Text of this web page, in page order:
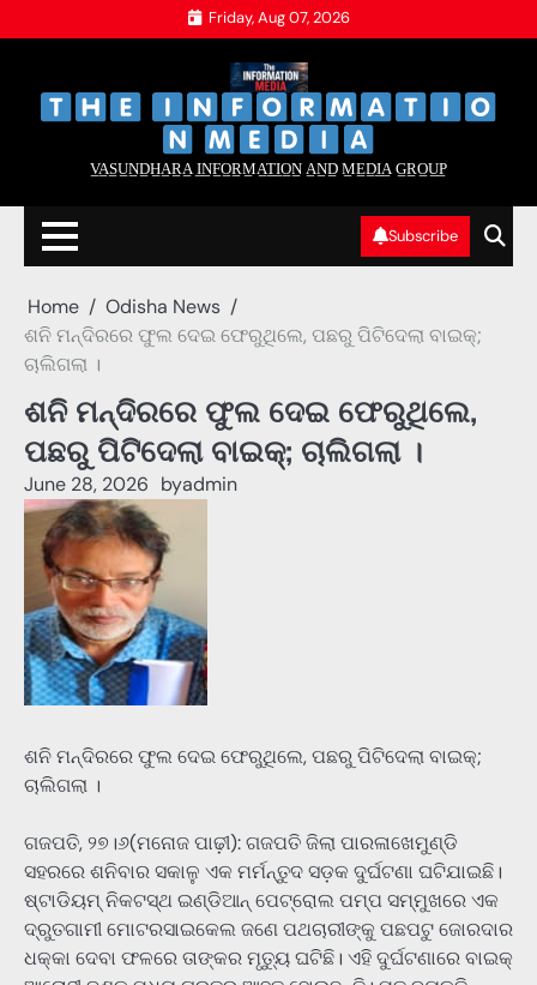
to
Friday, Aug 07, 2026
V̲A̲S̲U̲N̲D̲H̲A̲R̲A̲ I̲N̲F̲O̲R̲M̲A̲T̲I̲O̲N̲ A̲N̲D̲ M̲E̲D̲I̲A̲ G̲R̲O̲U̲P̲
Subscribe
Home
Odisha News
ଶନି ମନ୍ଦିରରେ ଫୁଲ ଦେଇ ଫେରୁଥିଲେ, ପଛରୁ ପିଟିଦେଲା ବାଇକ୍‌;
ଚାଲିଗଲା ।
ଶନି ମନ୍ଦିରରେ ଫୁଲ ଦେଇ ଫେରୁଥିଲେ,
ପଛରୁ ପିଟିଦେଲା ବାଇକ୍‌; ଚାଲିଗଲା ।
June 28, 2026 byadmin
ଶନି ମନ୍ଦିରରେ ଫୁଲ ଦେଇ ଫେରୁଥିଲେ, ପଛରୁ ପିଟିଦେଲା ବାଇକ୍‌;
ଚାଲିଗଲା ।
ଗଜପତି, ୨୭।୬(ମନୋଜ ପାଢ଼ୀ): ଗଜପତି ଜିଲା ପାରଳାଖେମୁଣ୍ଡି
ସହରରେ ଶନିବାର ସକାଳୁ ଏକ ମର୍ମନ୍ତୁଦ ସଡ଼କ ଦୁର୍ଘଟଣା ଘଟିଯାଇଛି।
ଷ୍ଟାଡିୟମ୍ ନିକଟସ୍ଥ ଇଣ୍ଡିଆନ୍ ପେଟ୍ରୋଲ ପମ୍ପ ସମ୍ମୁଖରେ ଏକ
ଦ୍ରୁତଗାମୀ ମୋଟରସାଇକେଲ ଜଣେ ପଥଚାରୀଙ୍କୁ ପଛପଟୁ ଜୋରଦାର
ଧକ୍କା ଦେବା ଫଳରେ ତାଙ୍କର ମୃତ୍ୟୁ ଘଟିଛି। ଏହି ଦୁର୍ଘଟଣାରେ ବାଇକ୍